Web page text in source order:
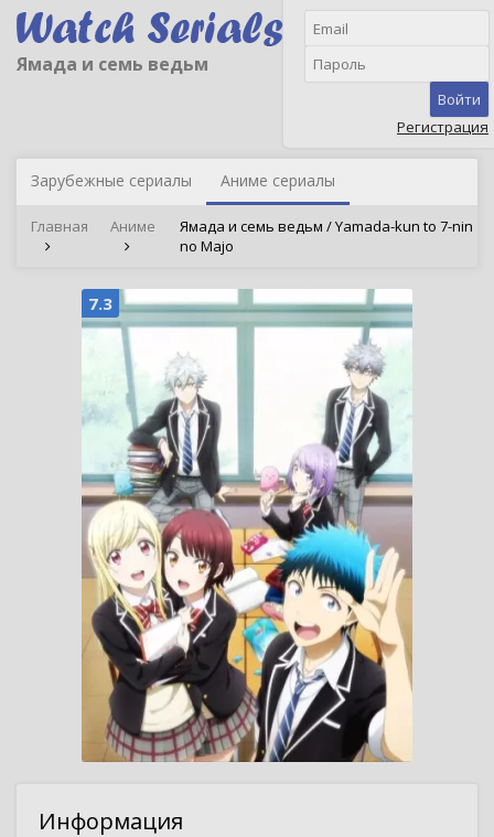
Ямада и семь ведьм
Войти
Регистрация
Зарубежные сериалы Аниме сериалы
Главная Аниме
Ямада и семь ведьм / Yamada-kun to 7-nin
no Majo
7.3
Информация